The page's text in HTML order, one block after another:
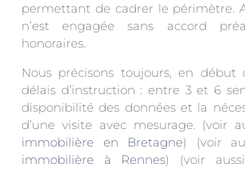
permettant de cadrer le périmètre.
n’est engagée sans accord
honoraires.
Nous précisons toujours, en début
délais d’instruction : entre 3 et 6
disponibilité des données et la
d’une visite avec mesurage. (voir
immobilière en Bretagne) (voir
immobilière à Rennes) (voir